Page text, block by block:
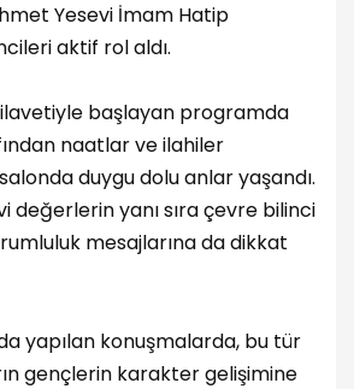
Yesevi İmam Hatip
aktif rol aldı.
başlayan programda
naatlar ve ilahiler
duygu dolu anlar yaşandı.
değerlerin yanı sıra çevre bilinci
mesajlarına da dikkat
yapılan konuşmalarda, bu tür
gençlerin karakter gelişimine